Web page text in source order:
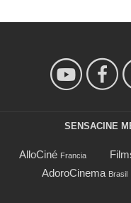
SENSACINE
AlloCiné Francia
AdoroCinema Brasil